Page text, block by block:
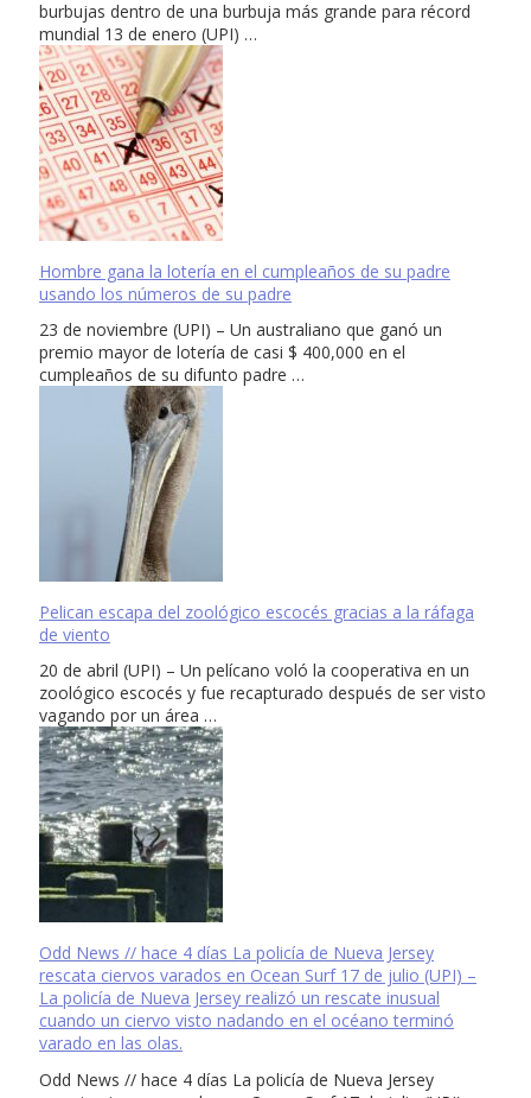
burbujas dentro de una burbuja más grande para récord
mundial 13 de enero (UPI) …
Hombre gana la lotería en el cumpleaños de su padre
usando los números de su padre
23 de noviembre (UPI) – Un australiano que ganó un
premio mayor de lotería de casi $ 400,000 en el
cumpleaños de su difunto padre …
Pelican escapa del zoológico escocés gracias a la ráfaga
de viento
20 de abril (UPI) – Un pelícano voló la cooperativa en un
zoológico escocés y fue recapturado después de ser visto
vagando por un área …
Odd News // hace 4 días La policía de Nueva Jersey
rescata ciervos varados en Ocean Surf 17 de julio (UPI) –
La policía de Nueva Jersey realizó un rescate inusual
cuando un ciervo visto nadando en el océano terminó
varado en las olas.
Odd News // hace 4 días La policía de Nueva Jersey